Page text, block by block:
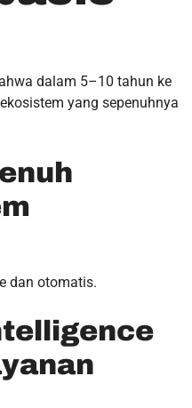
dalam 5–10 tahun ke
yang sepenuhnya
dan otomatis.